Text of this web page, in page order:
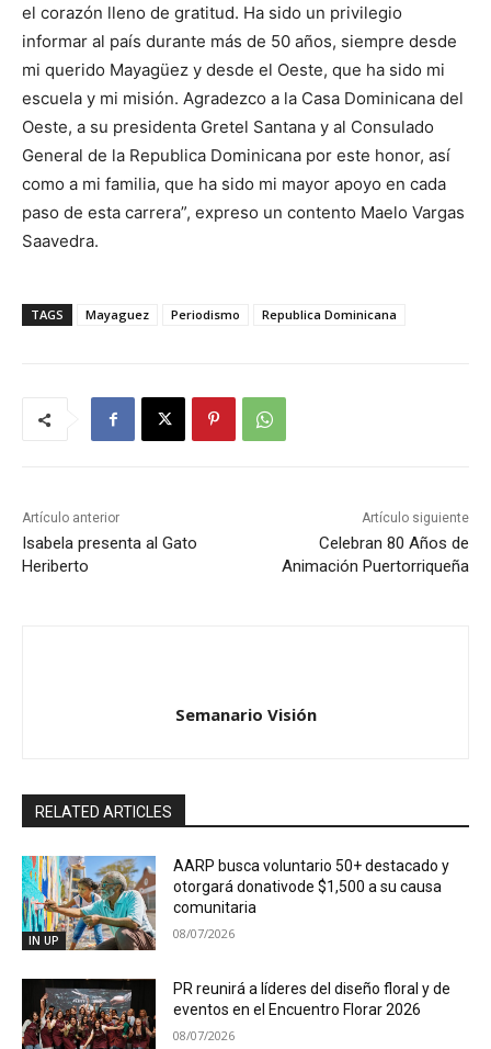
el corazón lleno de gratitud. Ha sido un privilegio
informar al país durante más de 50 años, siempre desde
mi querido Mayagüez y desde el Oeste, que ha sido mi
escuela y mi misión. Agradezco a la Casa Dominicana del
Oeste, a su presidenta Gretel Santana y al Consulado
General de la Republica Dominicana por este honor, así
como a mi familia, que ha sido mi mayor apoyo en cada
paso de esta carrera”, expreso un contento Maelo Vargas
Saavedra.
TAGS Mayaguez Periodismo Republica Dominicana
Artículo anterior
Isabela presenta al Gato
Heriberto
Artículo siguiente
Celebran 80 Años de
Animación Puertorriqueña
Semanario Visión
RELATED ARTICLES
IN UP
AARP busca voluntario 50+ destacado y
otorgará donativode $1,500 a su causa
comunitaria
08/07/2026
PR reunirá a líderes del diseño floral y de
eventos en el Encuentro Florar 2026
08/07/2026